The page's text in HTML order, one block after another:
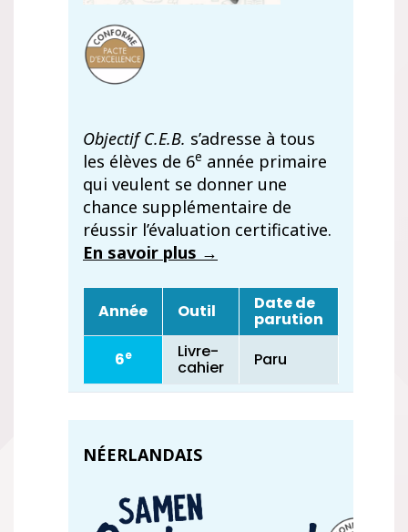
Objectif C.E.B. s’adresse à tous
les élèves de 6e année primaire
qui veulent se donner une
chance supplémentaire de
réussir l’évaluation certificative.
En savoir plus →
Année Outil Date de
parution
6e Livre-
cahier Paru
NÉERLANDAIS